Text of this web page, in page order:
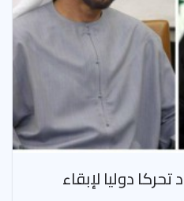
دوليا لإبقاء